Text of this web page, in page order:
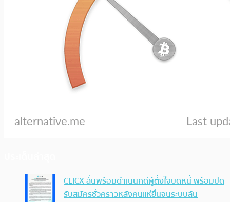
CLICX ลั่นพร้อมดำเนินคดีผู้ตั้งใจบิดหนี้ พร้อมปิด
รับสมัครชั่วคราวหลังคนแห่ยื่นจนระบบล้น